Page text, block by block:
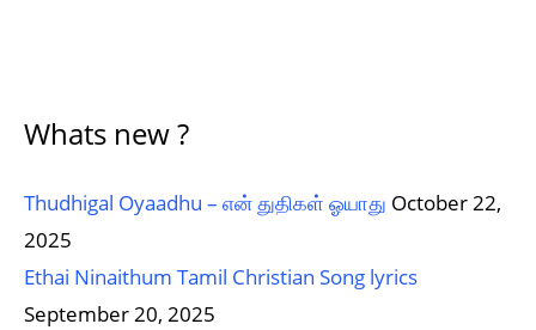
Whats new ?
Thudhigal Oyaadhu – என் துதிகள் ஓயாது October 22,
2025
Ethai Ninaithum Tamil Christian Song lyrics
September 20, 2025